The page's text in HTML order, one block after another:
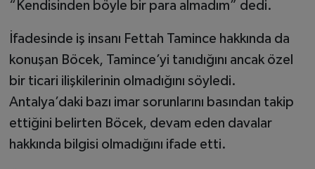
“Kendisinden böyle bir para almadım” dedi.
İfadesinde iş insanı Fettah Tamince hakkında da
konuşan Böcek, Tamince’yi tanıdığını ancak özel
bir ticari ilişkilerinin olmadığını söyledi.
Antalya’daki bazı imar sorunlarını basından takip
ettiğini belirten Böcek, devam eden davalar
hakkında bilgisi olmadığını ifade etti.